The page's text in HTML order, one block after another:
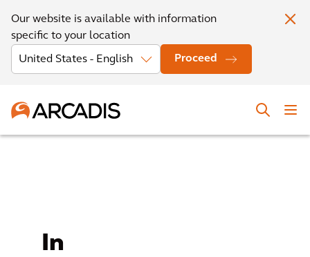
Our website is available with information
specific to your location
Proceed
In